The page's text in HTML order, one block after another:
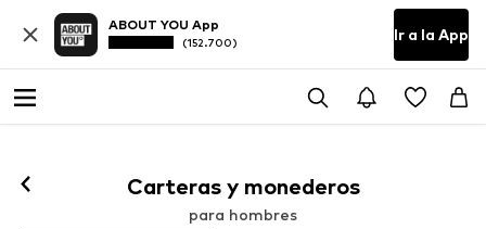
ABOUT YOU App
(152.700) Ir a la App
Carteras y monederos
para hombres